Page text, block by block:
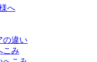
へ
の違い
こみ